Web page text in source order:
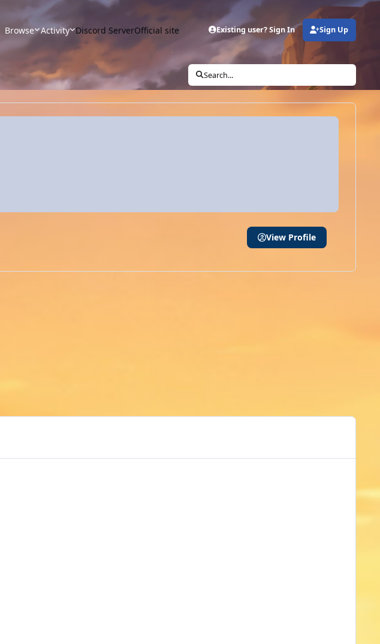
Browse Activity Discord ServerOfficial site Existing user? Sign In Sign Up
Search...
View Profile